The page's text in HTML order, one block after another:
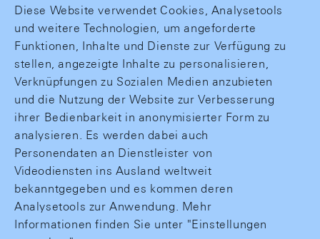
Diese Website verwendet Cookies, Analysetools
und weitere Technologien, um angeforderte
Funktionen, Inhalte und Dienste zur Verfügung zu
stellen, angezeigte Inhalte zu personalisieren,
Verknüpfungen zu Sozialen Medien anzubieten
und die Nutzung der Website zur Verbesserung
ihrer Bedienbarkeit in anonymisierter Form zu
analysieren. Es werden dabei auch
Personendaten an Dienstleister von
Videodiensten ins Ausland weltweit
bekanntgegeben und es kommen deren
Analysetools zur Anwendung. Mehr
Informationen finden Sie unter "Einstellungen